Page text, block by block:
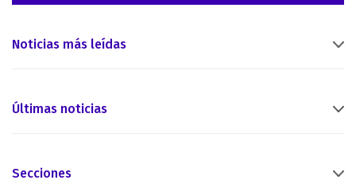
Noticias más leídas
Últimas noticias
Secciones